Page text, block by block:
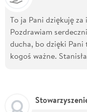
To ja Pani dziękuję
Pozdrawiam
ducha, bo dzięki Pani
kogoś ważne.